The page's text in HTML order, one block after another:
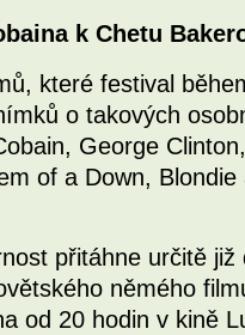
k Chetu
které festival
o takových
George
of a Down,
přitáhne určitě
němého
od 20 hodin v kině